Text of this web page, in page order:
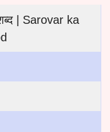
शब्द | Sarovar ka